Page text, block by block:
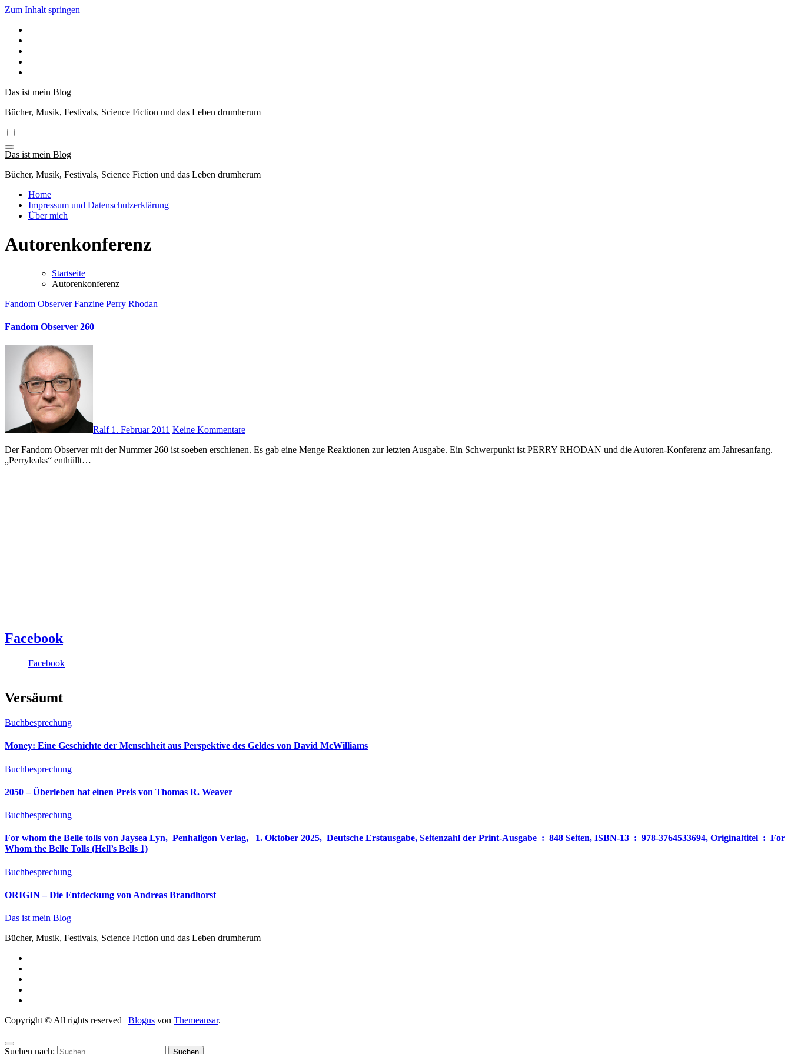
Zum Inhalt springen
Das ist mein Blog
Bücher, Musik, Festivals, Science Fiction und das Leben drumherum
Das ist mein Blog
Bücher, Musik, Festivals, Science Fiction und das Leben drumherum
Home
Impressum und Datenschutzerklärung
Über mich
Autorenkonferenz
Startseite
Autorenkonferenz
Fandom ObserverFanzine Perry Rhodan
Fandom Observer 260
Ralf 1. Februar 2011 Keine Kommentare
Der Fandom Observer mit der Nummer 260 ist soeben erschienen. Es gab eine Menge Reaktionen zur letzten Ausgabe. Ein Schwerpunkt ist PERRY RHODAN und die Autoren-Konferenz am Jahresanfang.
„Perryleaks“ enthüllt…
Facebook
Facebook
Versäumt
Buchbesprechung
Money: Eine Geschichte der Menschheit aus Perspektive des Geldes von David McWilliams
Buchbesprechung
2050 – Überleben hat einen Preis von Thomas R. Weaver
Buchbesprechung
For whom the Belle tolls von Jaysea Lyn, ‎ Penhaligon Verlag, ‎ 1. Oktober 2025, ‎ Deutsche Erstausgabe, Seitenzahl der Print-Ausgabe ‏ : ‎ 848 Seiten, ISBN-13 ‏ : ‎ 978-3764533694, Originaltitel ‏ : ‎ For
Whom the Belle Tolls (Hell’s Bells 1)
Buchbesprechung
ORIGIN – Die Entdeckung von Andreas Brandhorst
Das ist mein Blog
Bücher, Musik, Festivals, Science Fiction und das Leben drumherum
Copyright © All rights reserved | Blogus von Themeansar.
Suchen nach: